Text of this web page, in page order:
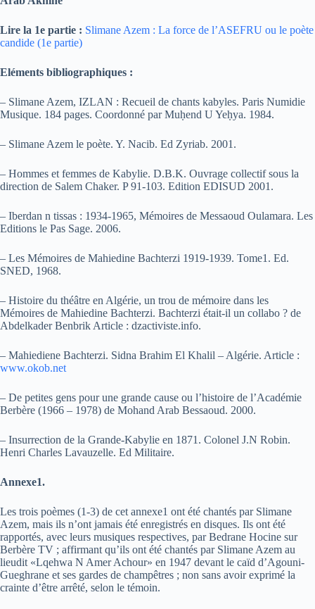
Lire la 1e partie : Slimane Azem : La force de l’ASEFRU ou le poète
candide (1e partie)
Eléments bibliographiques :
– Slimane Azem, IZLAN : Recueil de chants kabyles. Paris Numidie
Musique. 184 pages. Coordonné par Muḥend U Yeḥya. 1984.
– Slimane Azem le poète. Y. Nacib. Ed Zyriab. 2001.
– Hommes et femmes de Kabylie. D.B.K. Ouvrage collectif sous la
direction de Salem Chaker. P 91-103. Edition EDISUD 2001.
– Iberdan n tissas : 1934-1965, Mémoires de Messaoud Oulamara. Les
Editions le Pas Sage. 2006.
– Les Mémoires de Mahiedine Bachterzi 1919-1939. Tome1. Ed.
SNED, 1968.
– Histoire du théâtre en Algérie, un trou de mémoire dans les
Mémoires de Mahiedine Bachterzi. Bachterzi était-il un collabo ? de
Abdelkader Benbrik Article : dzactiviste.info.
– Mahiediene Bachterzi. Sidna Brahim El Khalil – Algérie. Article :
www.okob.net
– De petites gens pour une grande cause ou l’histoire de l’Académie
Berbère (1966 – 1978) de Mohand Arab Bessaoud. 2000.
– Insurrection de la Grande-Kabylie en 1871. Colonel J.N Robin.
Henri Charles Lavauzelle. Ed Militaire.
Annexe1.
Les trois poèmes (1-3) de cet annexe1 ont été chantés par Slimane
Azem, mais ils n’ont jamais été enregistrés en disques. Ils ont été
rapportés, avec leurs musiques respectives, par Bedrane Hocine sur
Berbère TV ; affirmant qu’ils ont été chantés par Slimane Azem au
lieudit «Lqehwa N Amer Achour» en 1947 devant le caïd d’Agouni-
Gueghrane et ses gardes de champêtres ; non sans avoir exprimé la
crainte d’être arrêté, selon le témoin.